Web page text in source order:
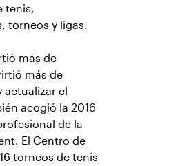
tenis,
torneos y ligas.
más de
más de
el
acogió la 2016
de la
El Centro de
torneos de tenis